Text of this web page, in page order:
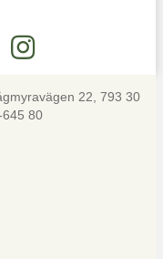
22, 793 30
645 80